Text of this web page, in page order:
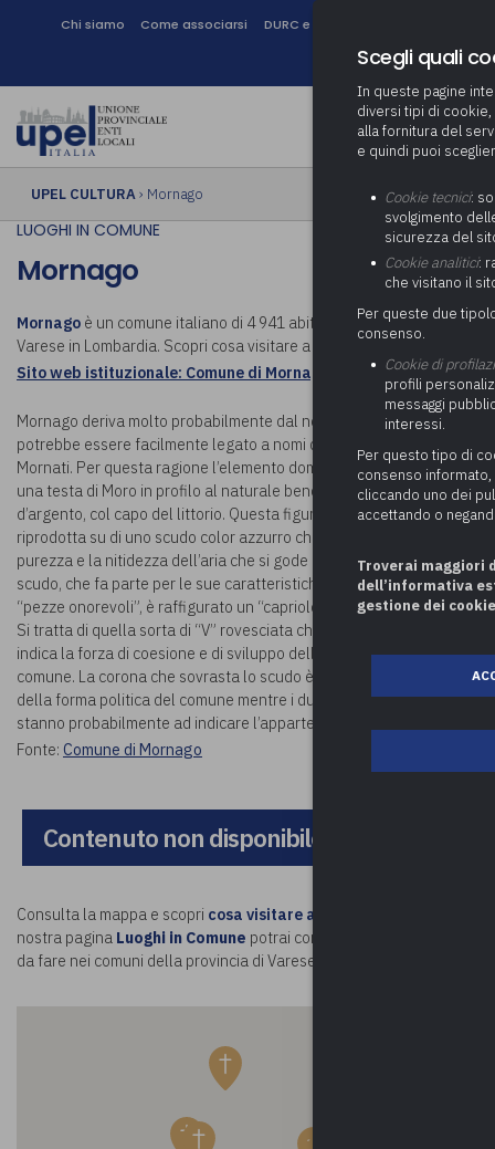
Chi siamo Come associarsi DURC e Tracciabilità
Newsletter
UPEL CULTURA› Mornago
LUOGHI IN COMUNE
Mornago
Mornago è un comune italiano di 4 941 abitanti della provincia di
Varese in Lombardia. Scopri cosa visitare a Mornago.
Sito web istituzionale: Comune di Mornago
Mornago deriva molto probabilmente dal nome Maurinusche
potrebbe essere facilmente legato a nomi del tipo Moro, Morelli e
Mornati. Per questa ragione l’elemento dominante dello stemma è
una testa di Moro in profilo al naturale bendata da un filo
d’argento, col capo del littorio. Questa figura umana è stata
riprodotta su di uno scudo color azzurro che sta ad indicare la
purezza e la nitidezza dell’aria che si gode nel luogo. Sempre sullo
scudo, che fa parte per le sue caratteristiche delle cosiddette
“pezze onorevoli”, è raffigurato un “capriolo abbassato d’argento”.
Si tratta di quella sorta di “V” rovesciata che, secondo l’araldica,
indica la forza di coesione e di sviluppo della popolazione del
comune. La corona che sovrasta lo scudo è tipicamente indicativa
della forma politica del comune mentre i due rami intrecciati
stanno probabilmente ad indicare l’appartenenza alla Repubblica.
Fonte: Comune di Mornago
Contenuto non disponibile, rivedi la
Consulta la mappa e scopri cosa visitare a Mornago.
nostra pagina Luoghi in Comune potrai conoscere tutte le attività
da fare nei comuni della provincia di Varese e oltre!
Scegli quali
In queste pagine
diversi tipi di
alla fornitura del
e quindi puoi
Cookie tecnici:
svolgimento
sicurezza del
Cookie analitici:
che visitano il
Per queste due
consenso.
Cookie di
profili
messaggi
interessi.
Per questo tipo di
consenso
cliccando uno dei
accettando o
Troverai maggiori
dell’informativa
gestione dei